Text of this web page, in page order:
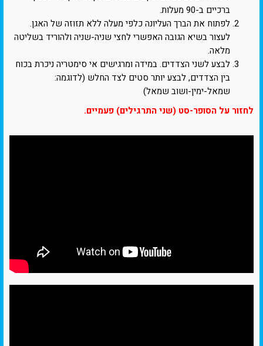
ברכיים ב-90 מעלות.
לפתוח את הברך העליונה כלפי מעלה ללא תזוזה של האגן.
לעצור בשיא הגובה האפשרי לחצי שניה-שניה ולהוריד בשליטה
מלאה.
לבצע לשני הצדדים. במידה ומרגישים אי סימטריה ניכרת בכוח
בין הצדדים, לבצע יותר סטים לצד החלש (לדוגמה:
שמאל-ימין-ושוב שמאל)
לחזור על הסופר-סט (שני התרגילים) פעמיים.